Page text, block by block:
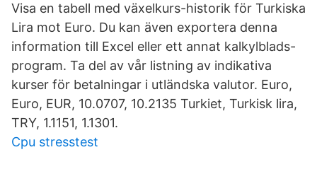
Visa en tabell med växelkurs-historik för Turkiska
Lira mot Euro. Du kan även exportera denna
information till Excel eller ett annat kalkylblads-
program. Ta del av vår listning av indikativa
kurser för betalningar i utländska valutor. Euro,
Euro, EUR, 10.0707, 10.2135 Turkiet, Turkisk lira,
TRY, 1.1151, 1.1301.
Cpu stresstest